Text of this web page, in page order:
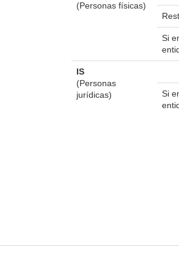
(Personas físicas)
Si
IS
(Personas
jurídicas)
Si